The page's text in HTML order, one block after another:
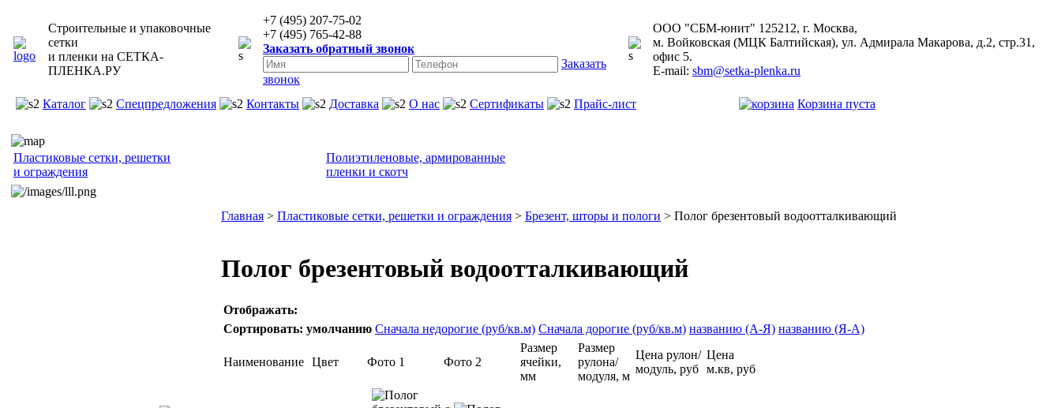
Строительные и упаковочные
сетки
и пленки на СЕТКА-
ПЛЕНКА.РУ
+7 (495) 207-75-02
+7 (495) 765-42-88
Заказать обратный звонок
Заказать
звонок
ООО "СБМ-юнит" 125212, г. Москва,
м. Войковская (МЦК Балтийская), ул. Адмирала Макарова, д.2, стр.31,
офис 5.
E-mail: sbm@setka-plenka.ru
Каталог Спецпредложения Контакты Доставка О нас Сертификаты Прайс-лист Корзина пуста
Пластиковые сетки, решетки
и ограждения
Полиэтиленовые, армированные
пленки и скотч
Главная > Пластиковые сетки, решетки и ограждения > Брезент, шторы и пологи > Полог брезентовый водоотталкивающий
Полог брезентовый водоотталкивающий
Отображать:
Сортировать: умолчанию Сначала недорогие (руб/кв.м) Сначала дорогие (руб/кв.м) названию (А-Я) названию (Я-А)
Наименование Цвет Фото 1 Фото 2
Размер
ячейки,
мм
Размер
рулона/
модуля, м
Цена рулон/
модуль, руб
Цена
м.кв, руб